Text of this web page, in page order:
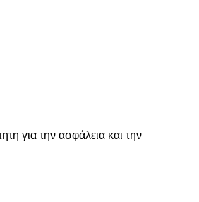
για την ασφάλεια και την